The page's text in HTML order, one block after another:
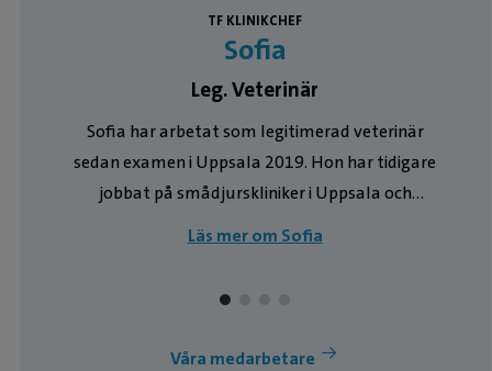
TF KLINIKCHEF
Sofia
Leg. Veterinär
Sofia har arbetat som legitimerad veterinär
sedan examen i Uppsala 2019. Hon har tidigare
jobbat på smådjurskliniker i Uppsala och
Hemma finns de två dansk-svenska
Läs mer om Sofia
Våra medarbetare